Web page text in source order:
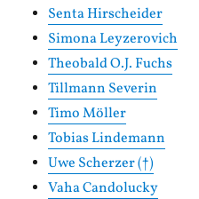
Senta Hirscheider
Simona Leyzerovich
Theobald O.J. Fuchs
Tillmann Severin
Timo Möller
Tobias Lindemann
Uwe Scherzer (†)
Vaha Candolucky